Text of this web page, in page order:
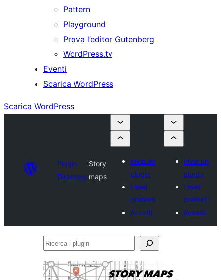
Pattern
Playground
Prova l’editor Gutenberg
WordPress.tv
Eventi
Scarica WordPress
Scarica WordPress
Plugin
Directory
Story
maps
Invia un
plugin
I miei
preferiti
Accedi
Invia un
plugin
I miei
preferiti
Accedi
Ricerca
plugin